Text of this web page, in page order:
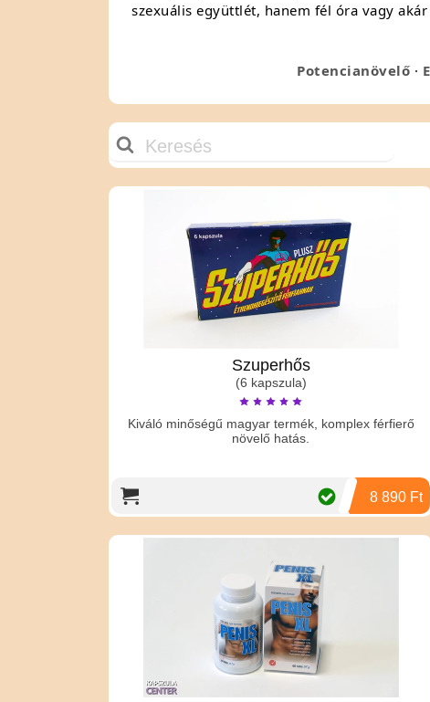
szexuális együttlét, hanem fél óra vagy
Potencianövelő ·
Szuperhős
(6 kapszula)
Kiváló minőségű magyar termék, komplex férfierő
növelő hatás.
8 890 Ft